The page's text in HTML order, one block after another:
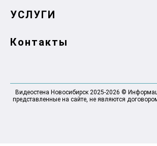
УСЛУГИ
Контакты
Видеостена Новосибирск 2025-2026 ©
представленные на сайте, не являются